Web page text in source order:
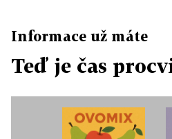
Informace už máte
Teď je čas